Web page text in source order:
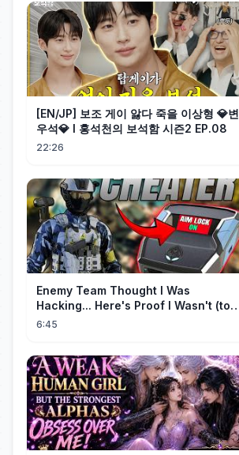
[EN/JP] 보조 게이 앓다 죽을 이상형 💎변
우석💎 l 홍석천의 보석함 시즌2 EP.08
22:26
Enemy Team Thought I Was
Hacking... Here's Proof I Wasn't (top
2 percent controller player)
6:45